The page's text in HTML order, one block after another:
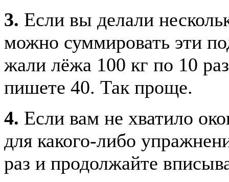
3. Если вы делали
можно суммировать эти
жали лёжа 100 кг по 10
пишете 40. Так проще.
4. Если вам не хватило
для какого-либо
раз и продолжайте